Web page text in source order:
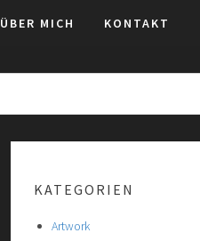
ÜBER MICH KONTAKT
KATEGORIEN
Artwork